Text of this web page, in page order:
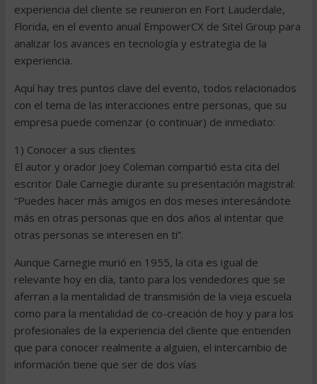
experiencia del cliente se reunieron en Fort Lauderdale,
Florida, en el evento anual EmpowerCX de Sitel Group para
analizar los avances en tecnología y estrategia de la
experiencia.
Aquí hay tres puntos clave del evento, todos relacionados
con el tema de las interacciones entre personas, que su
empresa puede comenzar (o continuar) de inmediato:
1) Conocer a sus clientes
El autor y orador Joey Coleman compartió esta cita del
escritor Dale Carnegie durante su presentación magistral:
“Puedes hacer más amigos en dos meses interesándote
más en otras personas que en dos años al intentar que
otras personas se interesen en ti”.
Aunque Carnegie murió en 1955, la cita es igual de
relevante hoy en día, tanto para los vendedores que se
aferran a la mentalidad de transmisión de la vieja escuela
como para la mentalidad de co-creación de hoy y para los
profesionales de la experiencia del cliente que entienden
que para conocer realmente a alguien, el intercambio de
información tiene que ser de dos vías